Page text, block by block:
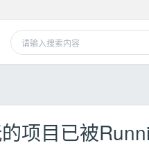
项目已被